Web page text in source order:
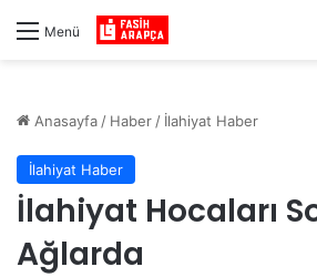
Menü
Anasayfa / Haber / İlahiyat Haber
İlahiyat Haber
İlahiyat Hocaları
Ağlarda